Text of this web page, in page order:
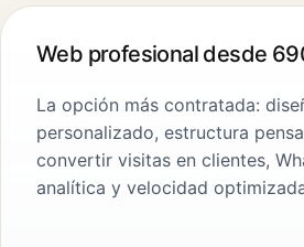
Web profesional desde
La opción más contratada:
personalizado, estructura
convertir visitas en clientes,
analítica y velocidad